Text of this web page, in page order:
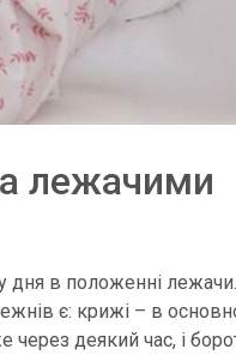
лежачими
дня в положенні лежачи.
є: крижі – в
через деякий час, і